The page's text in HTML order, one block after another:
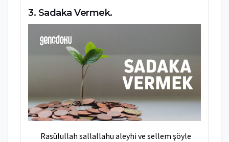
Sadaka Vermek.
Rasûlullah sallallahu aleyhi ve sellem şöyle